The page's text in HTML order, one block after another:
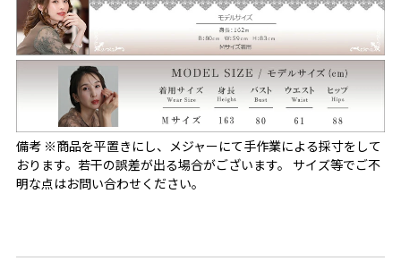
備考 ※商品を平置きにし、メジャーにて手作業による採寸をして
おります。若干の誤差が出る場合がございます。 サイズ等でご不
明な点はお問い合わせください。